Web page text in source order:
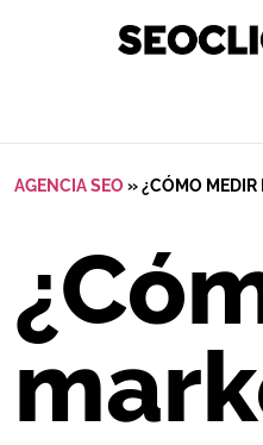
AGENCIA SEO»¿CÓMO MEDIR